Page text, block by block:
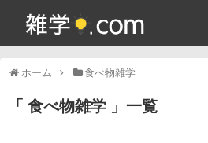
ホーム 食べ物雑学
食べ物雑学 一覧